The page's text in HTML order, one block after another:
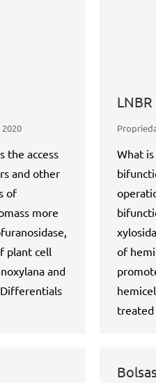
the access
and other
of
more
plant cell
and
What
of